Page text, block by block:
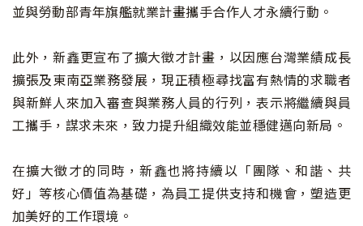
並與勞動部青年旗艦就業計畫攜手合作人才永續行動。
此外，新鑫更宣布了擴大徵才計畫，以因應台灣業績成長
擴張及東南亞業務發展，現正積極尋找富有熱情的求職者
與新鮮人來加入審查與業務人員的行列，表示將繼續與員
工攜手，謀求未來，致力提升組織效能並穩健邁向新局。
在擴大徵才的同時，新鑫也將持續以「團隊、和諧、共
好」等核心價值為基礎，為員工提供支持和機會，塑造更
加美好的工作環境。